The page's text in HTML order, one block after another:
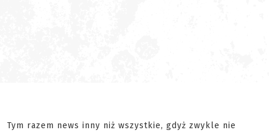
Tym razem news inny niż wszystkie, gdyż zwykle nie